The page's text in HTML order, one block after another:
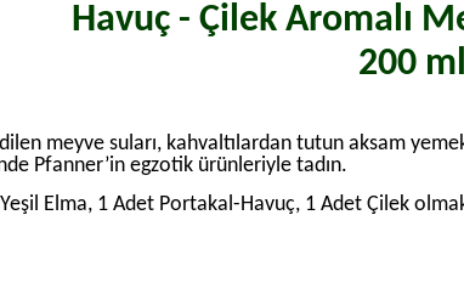
Havuç - Çilek Aromalı
200 ml
meyve suları, kahvaltılardan tutun aksam
Pfanner’in egzotik ürünleriyle tadın.
Elma, 1 Adet Portakal-Havuç, 1 Adet Çilek